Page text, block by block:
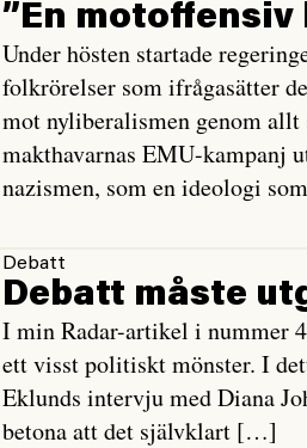
”En motoffensiv
Under hösten startade
folkrörelser som ifrågasätter
mot nyliberalismen genom
makthavarnas EMU-kampanj
nazismen, som en ideologi
Debatt
Debatt måste
I min Radar-artikel i nummer
ett visst politiskt mönster. I
Eklunds intervju med Diana
betona att det självklart […]